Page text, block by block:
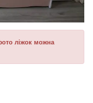
ліжок можна